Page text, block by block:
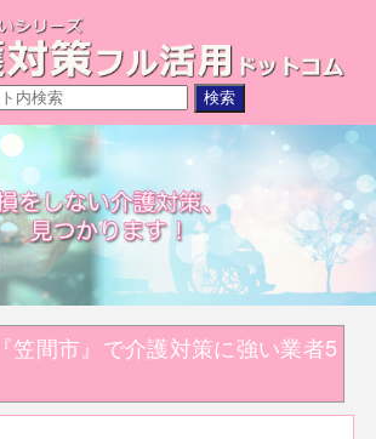
笠間市』で介護対策に強い業者5